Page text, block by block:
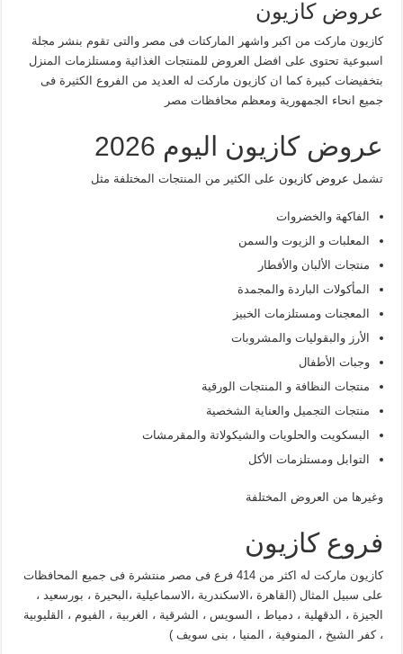
عروض كازيون
كازيون ماركت من اكبر واشهر الماركتات فى مصر والتى تقوم بنشر مجلة
اسبوعية تحتوى على افضل العروض للمنتجات الغذائية ومستلزمات المنزل
بتخفيضات كبيرة كما ان كازيون ماركت له العديد من الفروع الكثيرة فى
جميع انحاء الجمهورية ومعظم محافظات مصر
عروض كازيون اليوم 2026
تشمل عروض كازيونعلى الكثير من المنتجات المختلفة مثل
الفاكهة والخضروات
المعلبات و الزيوت والسمن
منتجات الألبان والأفطار
المأكولات الباردة والمجمدة
المعجنات ومستلزمات الخبيز
الأرز والبقوليات والمشروبات
وجبات الأطفال
منتجات النظافة و المنتجات الورقية
منتجات التجميل والعناية الشخصية
البسكويت والحلويات والشيكولاتة والمقرمشات
التوابل ومستلزمات الأكل
وغيرها من العروض المختلفة
فروع كازيون
كازيون ماركت له اكثر من 414 فرع فى مصر منتشرة فى جميع المحافظات
على سبيل المثال (القاهرة ،الاسكندرية ،الاسماعيلية ،البحيرة ، بورسعيد ،
الجيزة ، الدقهلية ، دمياط ، السويس ، الشرقية ، الغربية ، الفيوم ، القليوبية
، كفر الشيخ ، المنوفية ، المنيا ، بنى سويف )